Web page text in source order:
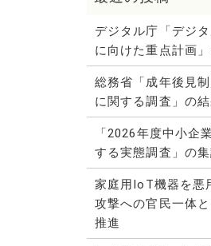
デジタル庁「デジ
に向けた重点計画
総務省「成年後見
に関する調査」の
「2026年度中小企
する実態調査」の
家庭用IoT機器を悪
攻撃への官民一体
推進